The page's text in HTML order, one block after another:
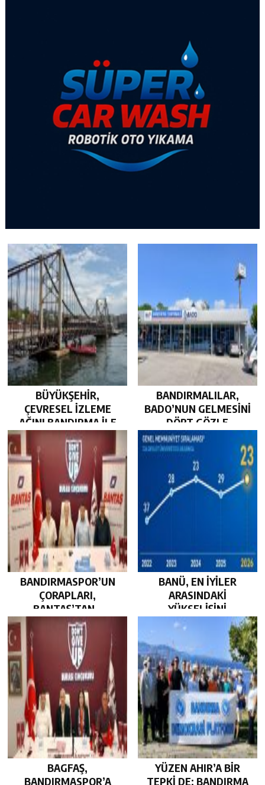
BÜYÜKŞEHİR,
ÇEVRESEL İZLEME
AĞINI BANDIRMA İLE
GÜÇLENDİRDİ…
BANDIRMALILAR,
BADO’NUN GELMESİNİ
DÖRT GÖZLE
BEKLİYOR…
BANDIRMASPOR’UN
ÇORAPLARI,
BANTAŞ’TAN…
BANÜ, EN İYİLER
ARASINDAKİ
YÜKSELİŞİNİ
SÜRDÜRDÜ…
BAGFAŞ,
BANDIRMASPOR’A
YÜZEN AHIR’A BİR
TEPKİ DE; BANDIRMA